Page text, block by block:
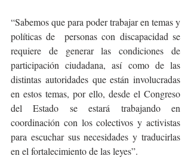
“Sabemos que para poder trabajar en temas y
políticas de  personas con discapacidad se
requiere de generar las condiciones de
participación ciudadana, así como de las
distintas autoridades que están involucradas
en estos temas, por ello, desde el Congreso
del Estado se estará trabajando en
coordinación con los colectivos y activistas
para escuchar sus necesidades y traducirlas
en el fortalecimiento de las leyes”.